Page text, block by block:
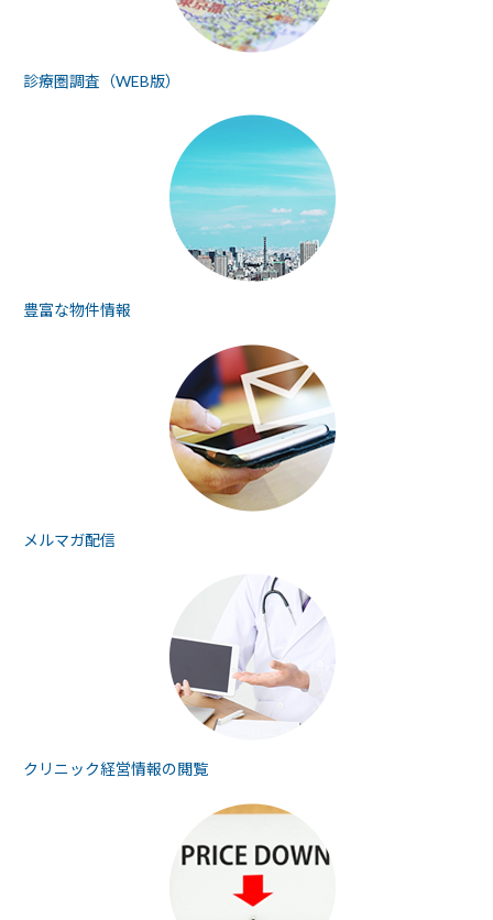
診療圏調査（WEB版）
豊富な物件情報
メルマガ配信
クリニック経営情報の閲覧